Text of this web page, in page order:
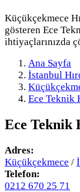
Küçükçekmece
gösteren Ece
ihtiyaçlarınızda
Ana Sayfa
İstanbul
Ece Teknik
Ece Teknik
Adres:
Küçükçekmece /
Telefon:
0212 670 25 71